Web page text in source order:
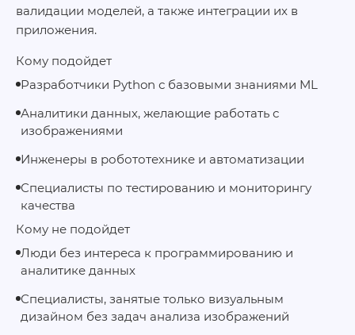
валидации моделей, а также интеграции их в
приложения.
Кому подойдет
Разработчики Python с базовыми знаниями ML
Аналитики данных, желающие работать с
изображениями
Инженеры в робототехнике и автоматизации
Специалисты по тестированию и мониторингу
качества
Кому не подойдет
Люди без интереса к программированию и
аналитике данных
Специалисты, занятые только визуальным
дизайном без задач анализа изображений